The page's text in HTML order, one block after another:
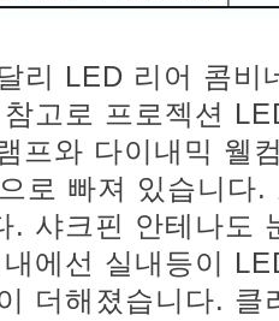
리 LED 리어 콤비
고로 프로젝션
프와 다이내믹 웰
로 빠져 있습니다
. 샤크핀 안테나도
에선 실내등이
더해졌습니다. 클